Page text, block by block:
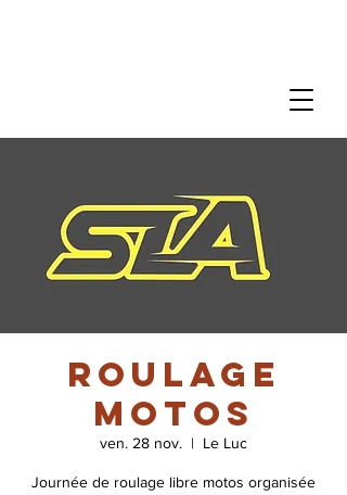
Roulage
motos
ven. 28 nov.
  |
Le Luc
Journée de roulage libre motos organisée